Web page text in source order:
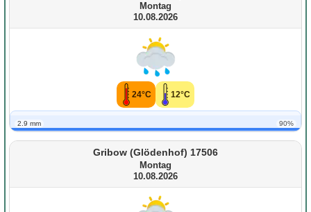
Montag
10.08.2026
24°C 12°C
2.9 mm 90%
Gribow (Glödenhof) 17506
Montag
10.08.2026